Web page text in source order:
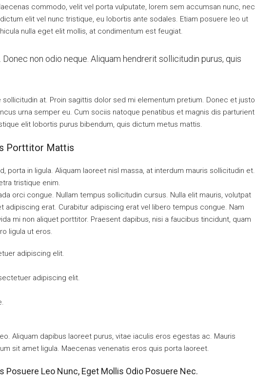
commodo, velit vel porta vulputate, lorem sem accumsan nunc, nec
elit vel nunc tristique, eu lobortis ante sodales. Etiam posuere leo ut
nulla eget elit mollis, at condimentum est feugiat.
non odio neque. Aliquam hendrerit sollicitudin purus, quis
at. Proin sagittis dolor sed mi elementum pretium. Donec et justo
urna semper eu. Cum sociis natoque penatibus et magnis dis parturient
elit lobortis purus bibendum, quis dictum metus mattis.
Porttitor Mattis
porta in ligula. Aliquam laoreet nisl massa, at interdum mauris sollicitudin et.
tristique enim.
orci congue. Nullam tempus sollicitudin cursus. Nulla elit mauris, volutpat
adipiscing erat. Curabitur adipiscing erat vel libero tempus congue. Nam
mi non aliquet porttitor. Praesent dapibus, nisi a faucibus tincidunt, quam
ligula ut eros.
adipiscing elit.
adipiscing elit.
Aliquam dapibus laoreet purus, vitae iaculis eros egestas ac. Mauris
sit amet ligula. Maecenas venenatis eros quis porta laoreet.
Posuere Leo Nunc, Eget Mollis Odio Posuere Nec.